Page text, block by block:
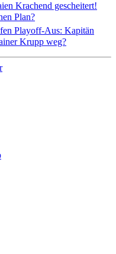
Krachend gescheitert!
Plan?
Playoff-Aus: Kapitän
Krupp weg?